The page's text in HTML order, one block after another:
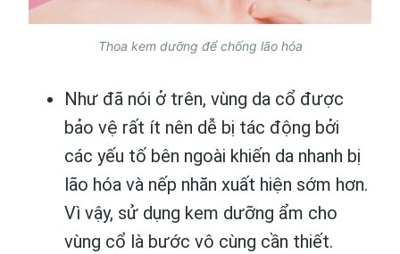
Thoa kem dưỡng để chống lão hóa
Như đã nói ở trên, vùng da cổ được
bảo vệ rất ít nên dễ bị tác động bởi
các yếu tố bên ngoài khiến da nhanh bị
lão hóa và nếp nhăn xuất hiện sớm hơn.
Vì vậy, sử dụng kem dưỡng ẩm cho
vùng cổ là bước vô cùng cần thiết.